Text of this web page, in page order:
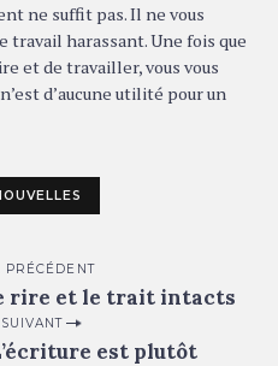
ne suffit pas. Il ne vous
travail harassant. Une fois que
et de travailler, vous vous
d’aucune utilité pour un
PRÉCÉDENT
rire et le trait intacts
est plutôt